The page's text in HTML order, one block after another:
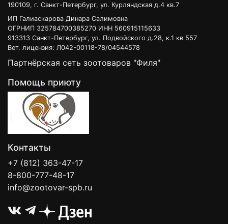
190109, г. Санкт-Петербург, ул. Курляндская д.4 кв.7
ИП Галиаскарова Динара Салимовна
ОГРНИП 325784700385270 ИНН 560915115633
913313 Санкт-Петербург, ул. Подвойского д.28, к.1 кв 557
Вет. лицензия: Л042-00118-78/04544578
Партнёрская сеть зоотоваров "Филя"
Помощь приюту
Контакты
+7 (812) 363-47-17
8-800-777-48-17
info@zootovar-spb.ru